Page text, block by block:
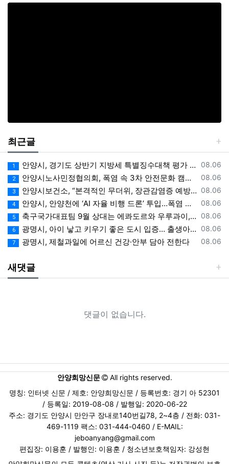
최근글
등록일
08.06
1 안양시, 경기도 상반기 지방세 특별징수대책 평가 ‘우수상’
등록일
08.06
2 안양시노사민정협의회, 폭염 속 3차 안전문화 캠페인 전개
등록일
08.06
3 안양시보건소, “본격적인 무더위, 장관감염증 예방에 각별한 주의 필요”
등록일
08.06
4 안양시, 안양천에 ‘AI 자율 비행 드론’ 투입…폭염 속 온열 질환 예방 계도
등록일
08.06
5 축구국가대표팀 9월 상대는 에콰도르와 우루과이, 9.10월 A매치 4연전 상대 모두 확정
등록일
08.06
6 광명시, 아이 낳고 키우기 좋은 도시 입증… 출생아 증가율 경기도 1위
등록일
08.06
7 광명시, 제철과일에 어르신 건강·안부 담아 전한다
새댓글
댓글이 없습니다.
안양희망신문
All rights reserved.
명칭: 인터넷 신문 / 제호: 안양희망신문 / 등록번호: 경기 아 52301
/ 등록일: 2019-08-08 / 발행일: 2020-06-22
주소: 경기도 안양시 만안구 장내로140번길78, 2~4층 / 전화: 031-
469-1119 팩스: 031-444-0460 / E-MAIL:
jeboanyang@gmail.com
편집장: 이용훈 / 발행인: 이용훈 / 청소년보호책임자: 강성현